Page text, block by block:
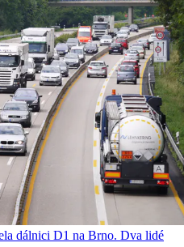
dálnici D1 na Brno. Dva lidé